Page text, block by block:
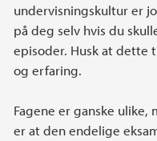
undervisningskultur er
på deg selv hvis du
episoder. Husk at dette
og erfaring.
Fagene er ganske ulike,
er at den endelige